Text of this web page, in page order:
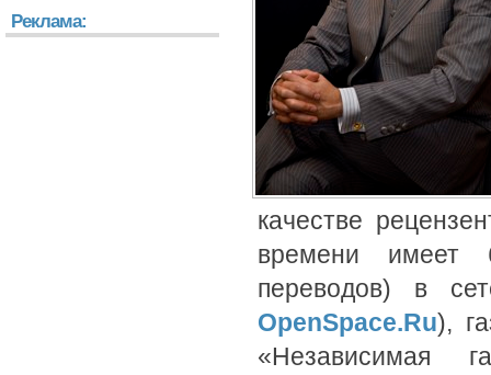
качестве
времени имеет
переводов) в
OpenSpace.Ru),
«Независимая
Реклама: